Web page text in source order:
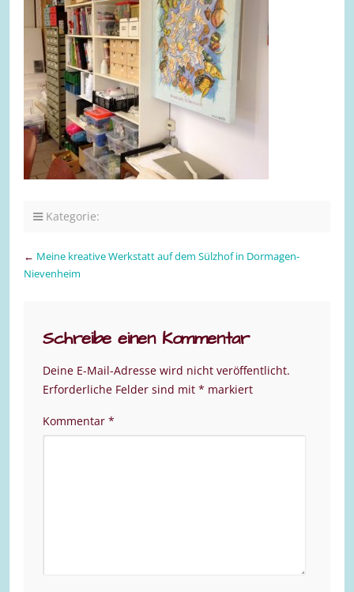
Kategorie:
← Meine kreative Werkstatt auf dem Sülzhof in Dormagen-
Nievenheim
Schreibe einen Kommentar
Deine E-Mail-Adresse wird nicht veröffentlicht.
Erforderliche Felder sind mit * markiert
Kommentar *